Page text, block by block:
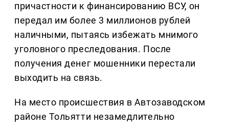
причастности к финансированию ВСУ, он
передал им более 3 миллионов рублей
наличными, пытаясь избежать мнимого
уголовного преследования. После
получения денег мошенники перестали
выходить на связь.
На место происшествия в Автозаводском
районе Тольятти незамедлительно